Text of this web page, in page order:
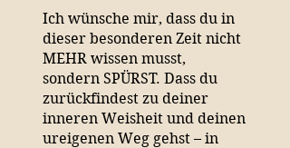
Ich wünsche mir, dass du in
dieser besonderen Zeit nicht
MEHR wissen musst,
sondern SPÜRST. Dass du
zurückfindest zu deiner
inneren Weisheit und deinen
ureigenen Weg gehst – in